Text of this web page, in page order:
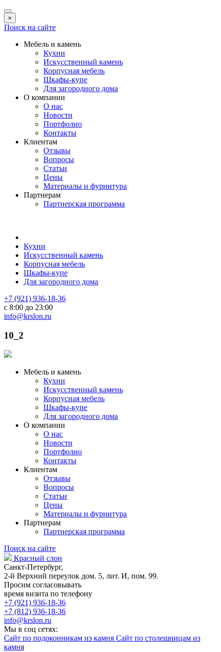
×
Поиск на сайте
Мебель и камень
Кухни
Искусственный камень
Корпусная мебель
Шкафы-купе
Для загородного дома
О компании
О нас
Новости
Портфолио
Контакты
Клиентам
Отзывы
Вопросы
Статьи
Цены
Материалы и фурнитура
Партнерам
Партнерская программа
Кухни
Искусственный камень
Корпусная мебель
Шкафы-купе
Для загородного дома
+7 (921) 936-18-36
с 8:00 до 23:00
info@krslon.ru
10_2
Мебель и камень
Кухни
Искусственный камень
Корпусная мебель
Шкафы-купе
Для загородного дома
О компании
О нас
Новости
Портфолио
Контакты
Клиентам
Отзывы
Вопросы
Статьи
Цены
Материалы и фурнитура
Партнерам
Партнерская программа
Поиск на сайте
Красный слон
Санкт-Петербург,
2-й Верхний переулок дом. 5, лит. И, пом. 99.
Просим согласовывать
время визита по телефону
+7 (921) 936-18-36
+7 (812) 936-18-36
info@krslon.ru
Мы в соц сетях:
Сайт по подоконникам из камня Сайт по столешницам из
камня